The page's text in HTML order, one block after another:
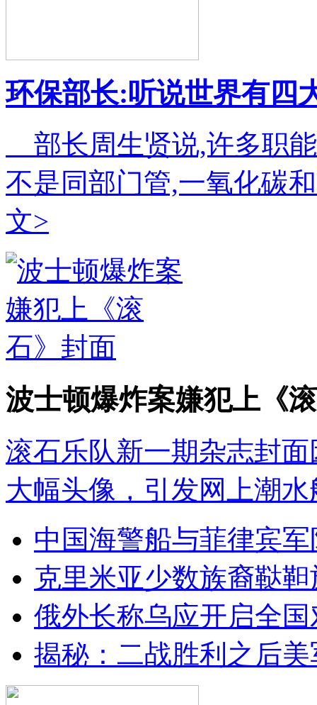
环保部长:听说世界有四
部长周生贤说,许多职
不是同部门管,一氧化碳
文>
波士顿爆炸案嫌犯上《
滚石乐队新一期杂志封
大幅头像，引发网上潮
中国海警船与菲律宾
克里米亚少数族裔鞑
俄外长称乌应开启全
揭秘：二战胜利之后